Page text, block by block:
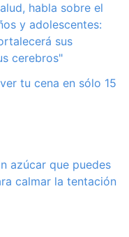
habla sobre el
y adolescentes:
sus
cerebros"
tu cena en sólo 15
azúcar que puedes
calmar la tentación